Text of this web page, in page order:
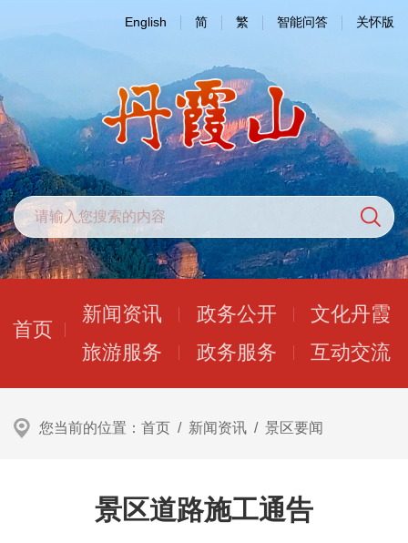
English 简 繁 智能问答 关怀版
首页
新闻资讯 政务公开
文化丹霞
旅游服务
政务服务 互动交流
您当前的位置： 首页 / 新闻资讯 / 景区要闻
景区道路施工通告